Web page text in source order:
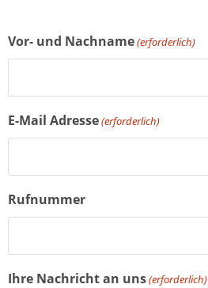
Vor- und Nachname(erforderlich)
E-Mail Adresse(erforderlich)
Rufnummer
Ihre Nachricht an uns(erforderlich)